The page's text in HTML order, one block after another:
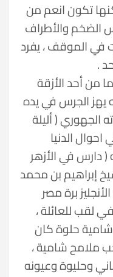
تكون انعم من
الضخم والأطراف
في الموقف ، يفرد
.
من أحد الأزقة
يهز الجرس في يده
الجهوري ( أليلة
الدنيا
دارس في الأزهر
إبراهيم بن محمد
برة مصر
لقب للعائلة ،
حلوة كان
ملامح شامية ،
وحليوة وعيونه